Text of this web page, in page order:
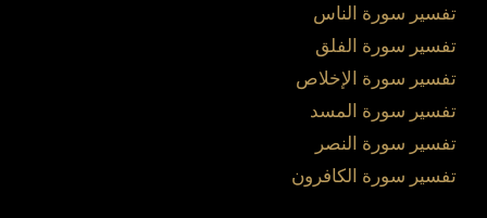
تفسير سورة الناس
تفسير سورة الفلق
تفسير سورة الإخلاص
تفسير سورة المسد
تفسير سورة النصر
تفسير سورة الكافرون